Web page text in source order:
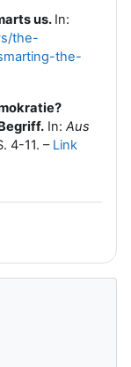
us. In:
the-
the-
In: Aus
4-11. – Link